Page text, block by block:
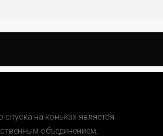
на коньках является
объединением,